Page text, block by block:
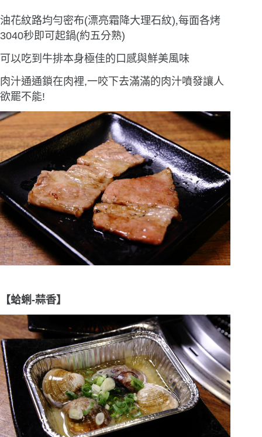
油花紋路均勻密布(漂亮霜降大理石紋),每面各烤
3040秒即可起鍋(約五分熟)
可以吃到牛排本身極佳的口感與鮮美風味
肉汁通通鎖在肉裡,一咬下去滿滿的肉汁噴發讓人
欲罷不能!
【蛤蜊-蒜香】